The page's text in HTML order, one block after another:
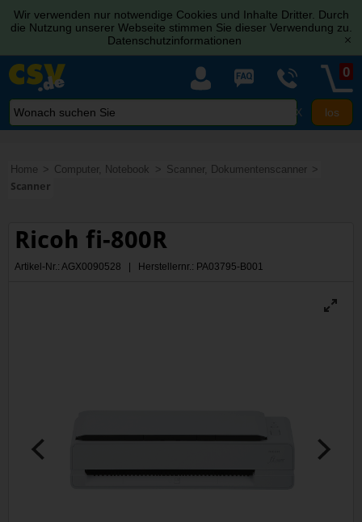
Wir verwenden nur notwendige Cookies und Inhalte Dritter. Durch
die Nutzung unserer Webseite stimmen Sie dieser Verwendung zu.
Datenschutzinformationen
[x]
X
0
Home Computer, Notebook
Scanner, Dokumentenscanner
Scanner
Ricoh fi-800R
Artikel-Nr.: AGX0090528 | Herstellernr.: PA03795-B001